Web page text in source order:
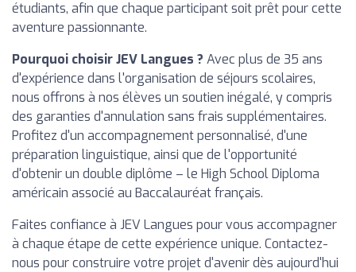
étudiants, afin que chaque participant soit prêt pour cette
aventure passionnante.
Pourquoi choisir JEV Langues ? Avec plus de 35 ans
d'expérience dans l'organisation de séjours scolaires,
nous offrons à nos élèves un soutien inégalé, y compris
des garanties d'annulation sans frais supplémentaires.
Profitez d'un accompagnement personnalisé, d'une
préparation linguistique, ainsi que de l'opportunité
d'obtenir un double diplôme – le High School Diploma
américain associé au Baccalauréat français.
Faites confiance à JEV Langues pour vous accompagner
à chaque étape de cette expérience unique. Contactez-
nous pour construire votre projet d'avenir dès aujourd'hui